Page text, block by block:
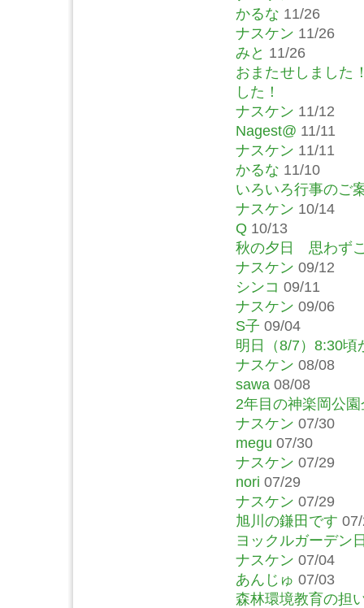
かるな 11/26
ナスケン 11/26
みと 11/26
おまたせしました
した！
ナスケン 11/12
Nagest@ 11/11
ナスケン 11/11
かるな 11/10
いろいろ行事のご
ナスケン 10/14
Q 10/13
秋の夕日 思わず
ナスケン 09/12
シンコ 09/11
ナスケン 09/06
S子 09/04
明日（8/7）8:30頃
ナスケン 08/08
sawa 08/08
2年目の神楽岡公
ナスケン 07/30
megu 07/30
ナスケン 07/29
nori 07/29
ナスケン 07/29
旭川の鎌田です
ヨックルガーデン
ナスケン 07/04
あんじゅ 07/03
森林環境教育の担